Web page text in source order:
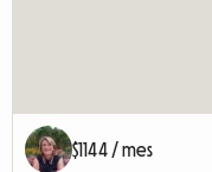
$1144 / mes